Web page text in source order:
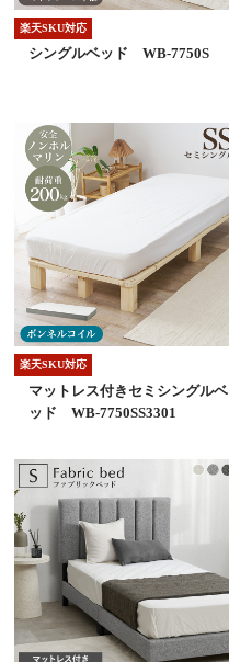
楽天SKU対応
シングルベッド WB-7750S
楽天SKU対応
マットレス付きセミシングルベ
ッド WB-7750SS3301